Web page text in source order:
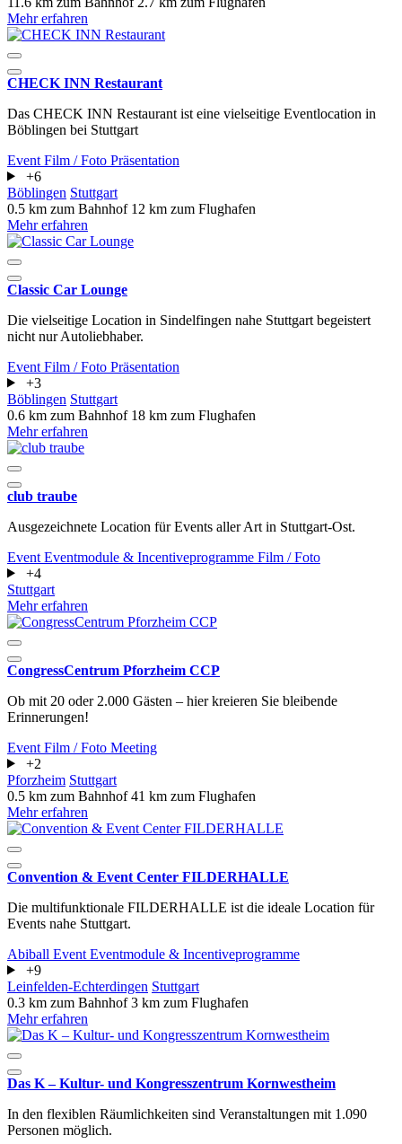
Mehr erfahren
CHECK INN Restaurant
​​​​​​​Das CHECK INN Restaurant ist eine vielseitige Eventlocation in
Böblingen bei Stuttgart
Event Film / Foto Präsentation
+6
Böblingen Stuttgart
0.5 km zum Bahnhof 12 km zum Flughafen
Mehr erfahren
Classic Car Lounge
Die vielseitige Location in Sindelfingen nahe Stuttgart begeistert
nicht nur Autoliebhaber.
Event Film / Foto Präsentation
+3
Böblingen Stuttgart
0.6 km zum Bahnhof 18 km zum Flughafen
Mehr erfahren
club traube
Ausgezeichnete Location für Events aller Art in Stuttgart-Ost.
Event Eventmodule & Incentiveprogramme Film / Foto
+4
Stuttgart
Mehr erfahren
CongressCentrum Pforzheim CCP
Ob mit 20 oder 2.000 Gästen – hier kreieren Sie bleibende
Erinnerungen!
Event Film / Foto Meeting
+2
Pforzheim Stuttgart
0.5 km zum Bahnhof41 km zum Flughafen
Mehr erfahren
Convention & Event Center FILDERHALLE
Die multifunktionale FILDERHALLE ist die ideale Location für
Events nahe Stuttgart.
Abiball Event Eventmodule & Incentiveprogramme
+9
Leinfelden-Echterdingen Stuttgart
0.3 km zum Bahnhof3 km zum Flughafen
Mehr erfahren
Das K – Kultur- und Kongresszentrum Kornwestheim
In den flexiblen Räumlichkeiten sind Veranstaltungen mit 1.090
Personen möglich.